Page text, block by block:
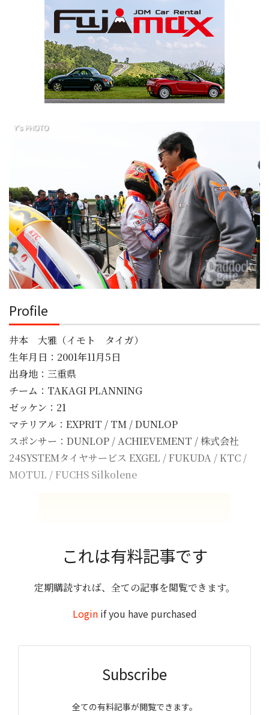
Profile
井本 大雅（イモト タイガ）
生年月日：2001年11月5日
出身地：三重県
チーム：TAKAGI PLANNING
ゼッケン：21
マテリアル：EXPRIT / TM / DUNLOP
スポンサー：DUNLOP / ACHIEVEMENT / 株式会社
24SYSTEMタイヤサービス EXGEL / FUKUDA / KTC /
MOTUL / FUCHS Silkolene
これは有料記事です
定期購読すれば、全ての記事を閲覧できます。
Loginif you have purchased
Subscribe
全ての有料記事が閲覧できます。